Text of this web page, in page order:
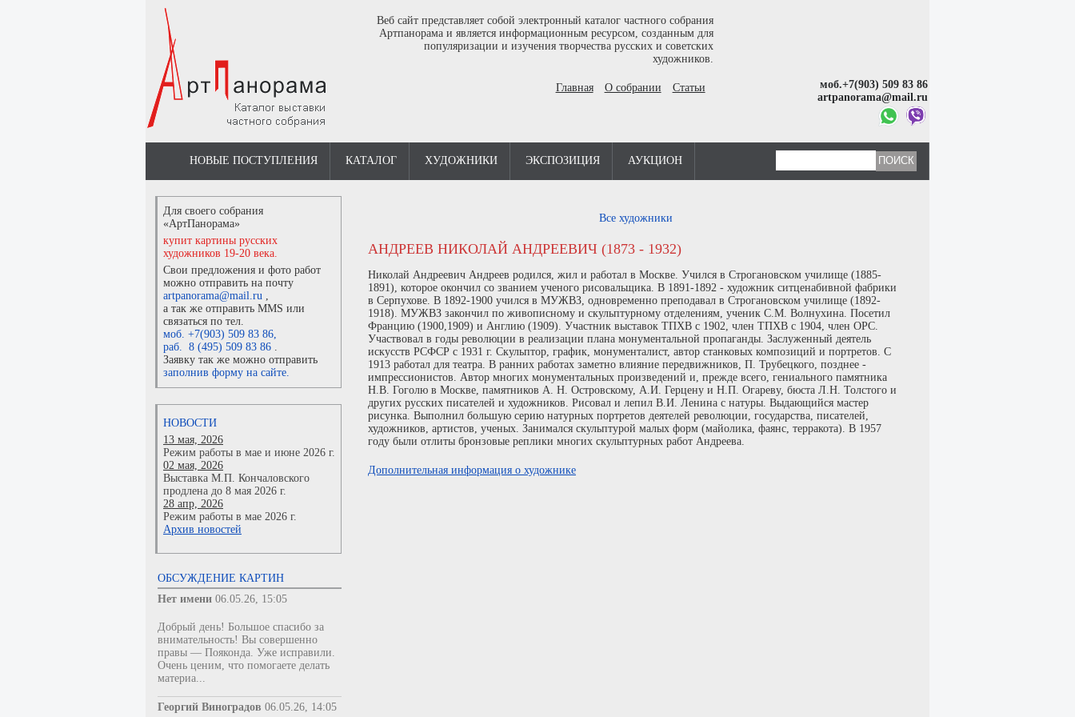
Веб сайт представляет собой электронный каталог частного собрания
Артпанорама и является информационным ресурсом, созданным для
популяризации и изучения творчества русских и советских
художников.
Главная О собрании Статьи
моб.+7(903) 509 83 86
artpanorama@mail.ru
НОВЫЕ ПОСТУПЛЕНИЯ КАТАЛОГ ХУДОЖНИКИ ЭКСПОЗИЦИЯ АУКЦИОН
Для своего собрания
«АртПанорама»
купит картины русских
художников 19-20 века.
Свои предложения и фото работ
можно отправить на почту
artpanorama@mail.ru ,
а так же отправить MMS или
связаться по тел.
моб. +7(903) 509 83 86,
раб. 8 (495) 509 83 86 .
Заявку так же можно отправить
заполнив форму на сайте.
НОВОСТИ
13 мая, 2026
Режим работы в мае и июне 2026 г.
02 мая, 2026
Выставка М.П. Кончаловского
продлена до 8 мая 2026 г.
28 апр, 2026
Режим работы в мае 2026 г.
Архив новостей
ОБСУЖДЕНИЕ КАРТИН
Нет имени 06.05.26, 15:05
Добрый день! Большое спасибо за
внимательность! Вы совершенно
правы — Пояконда. Уже исправили.
Очень ценим, что помогаете делать
материа...
Георгий Виноградов 06.05.26, 14:05
Все художники
АНДРЕЕВ НИКОЛАЙ АНДРЕЕВИЧ (1873 - 1932)
Николай Андреевич Андреев родился, жил и работал в Москве. Учился в Строгановском училище (1885-
1891), которое окончил со званием ученого рисовальщика. В 1891-1892 - художник ситценабивной фабрики
в Серпухове. В 1892-1900 учился в МУЖВЗ, одновременно преподавал в Строгановском училище (1892-
1918). МУЖВЗ закончил по живописному и скульптурному отделениям, ученик С.М. Волнухина. Посетил
Францию (1900,1909) и Англию (1909). Участник выставок ТПХВ с 1902, член ТПХВ с 1904, член ОРС.
Участвовал в годы революции в реализации плана монументальной пропаганды. Заслуженный деятель
искусств РСФСР с 1931 г. Скульптор, график, монументалист, автор станковых композиций и портретов. С
1913 работал для театра. В ранних работах заметно влияние передвижников, П. Трубецкого, позднее -
импрессионистов. Автор многих монументальных произведений и, прежде всего, гениального памятника
Н.В. Гоголю в Москве, памятников А. Н. Островскому, А.И. Герцену и Н.П. Огареву, бюста Л.Н. Толстого и
других русских писателей и художников. Рисовал и лепил В.И. Ленина с натуры. Выдающийся мастер
рисунка. Выполнил большую серию натурных портретов деятелей революции, государства, писателей,
художников, артистов, ученых. Занимался скульптурой малых форм (майолика, фаянс, терракота). В 1957
году были отлиты бронзовые реплики многих скульптурных работ Андреева.
Дополнительная информация о художнике